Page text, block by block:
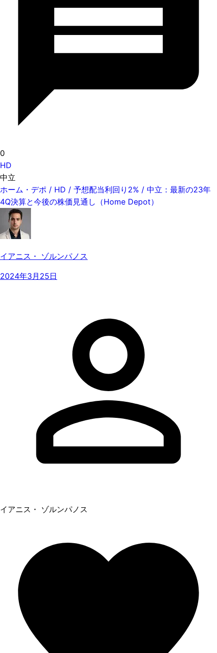
0
HD
中立
ホーム・デポ / HD / 予想配当利回り2% / 中立：最新の23年
4Q決算と今後の株価見通し（Home Depot）
イアニス・ ゾルンパノス
2024年3月25日
イアニス・ ゾルンパノス